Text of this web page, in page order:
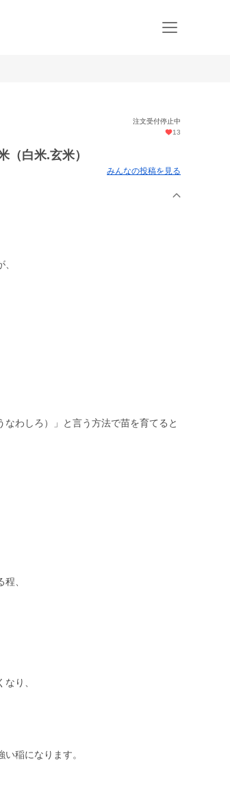
注文受付停止中
13
白米.玄米）
みんなの投稿を見る
わしろ）」と言う方法で苗を育てると
、
り、
稲になります。